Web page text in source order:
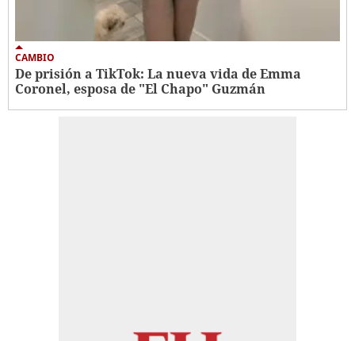
CAMBIO
De prisión a TikTok: La nueva vida de Emma
Coronel, esposa de "El Chapo" Guzmán